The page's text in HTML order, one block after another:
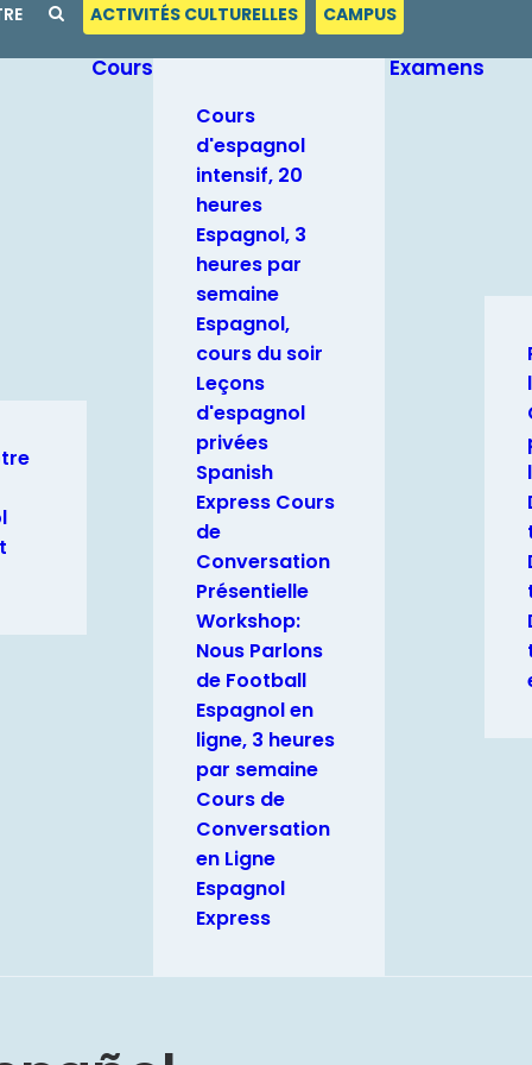
ACTIVITÉS CULTURELLES CAMPUS
Cours
Cours
d'espagnol
intensif, 20
heures
Espagnol, 3
heures par
semaine
Espagnol,
cours du soir
Leçons
d'espagnol
privées
Spanish
Express Cours
de
Conversation
Présentielle
Workshop:
Nous Parlons
de Football
Espagnol en
ligne, 3 heures
par semaine
Cours de
Conversation
en Ligne
Espagnol
Express
Examens